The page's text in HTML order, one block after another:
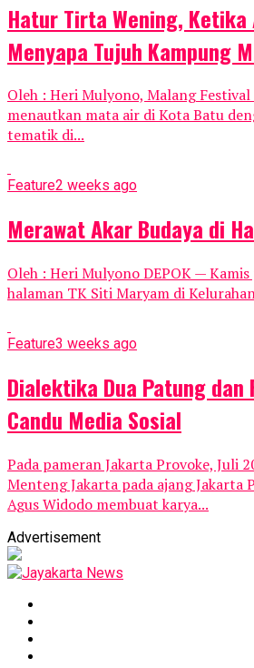
Hatur Tirta Wening,
Menyapa Tujuh Kampung
Oleh : Heri Mulyono, Malang
menautkan mata air di Kota Batu
tematik di...
Feature2 weeks ago
Merawat Akar Budaya di
Oleh : Heri Mulyono DEPOK — Kamis
halaman TK Siti Maryam di
Feature3 weeks ago
Dialektika Dua Patung dan
Candu Media Sosial
Pada pameran Jakarta Provoke, Juli
Menteng Jakarta pada ajang Jakarta
Agus Widodo membuat karya...
Advertisement